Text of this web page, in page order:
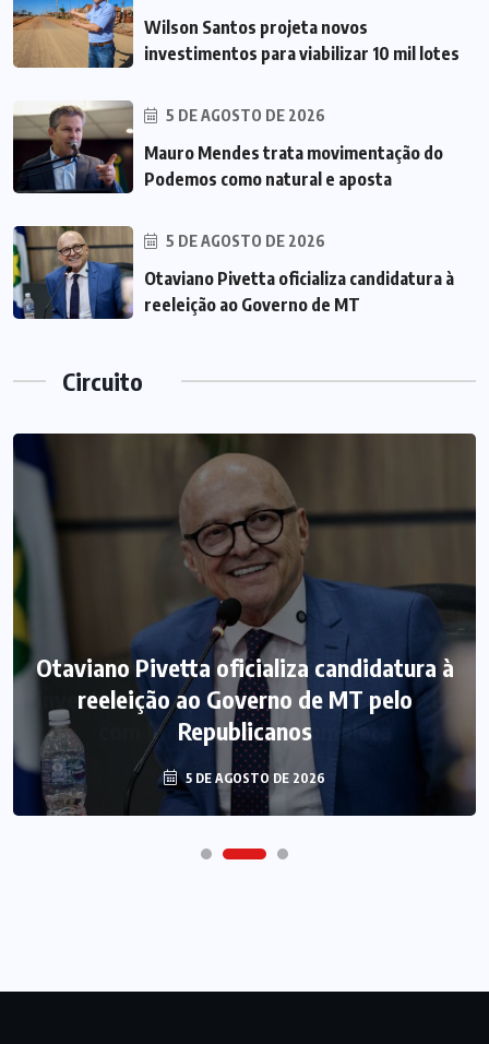
Wilson Santos projeta novos
investimentos para viabilizar 10 mil lotes
5 DE AGOSTO DE 2026
Mauro Mendes trata movimentação do
Podemos como natural e aposta
5 DE AGOSTO DE 2026
Otaviano Pivetta oficializa candidatura à
reeleição ao Governo de MT
Circuito
Otaviano Pivetta oficializa candidatura à
reeleição ao Governo de MT pelo
Republicanos
5 DE AGOSTO DE 2026